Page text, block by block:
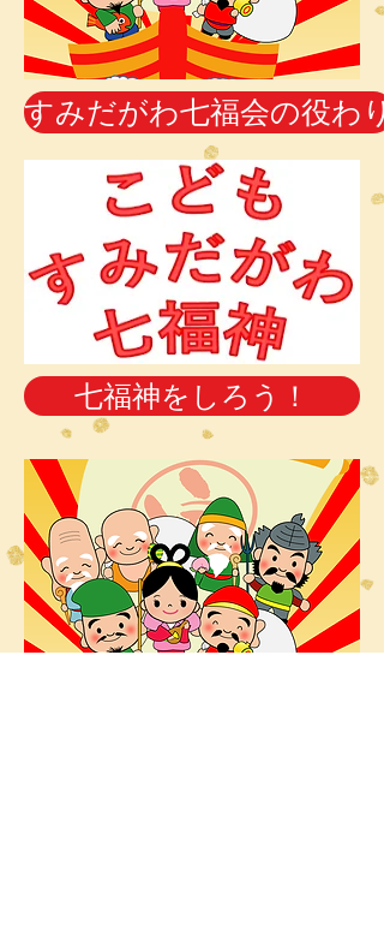
すみだがわ七福会の役わり
七福神をしろう！